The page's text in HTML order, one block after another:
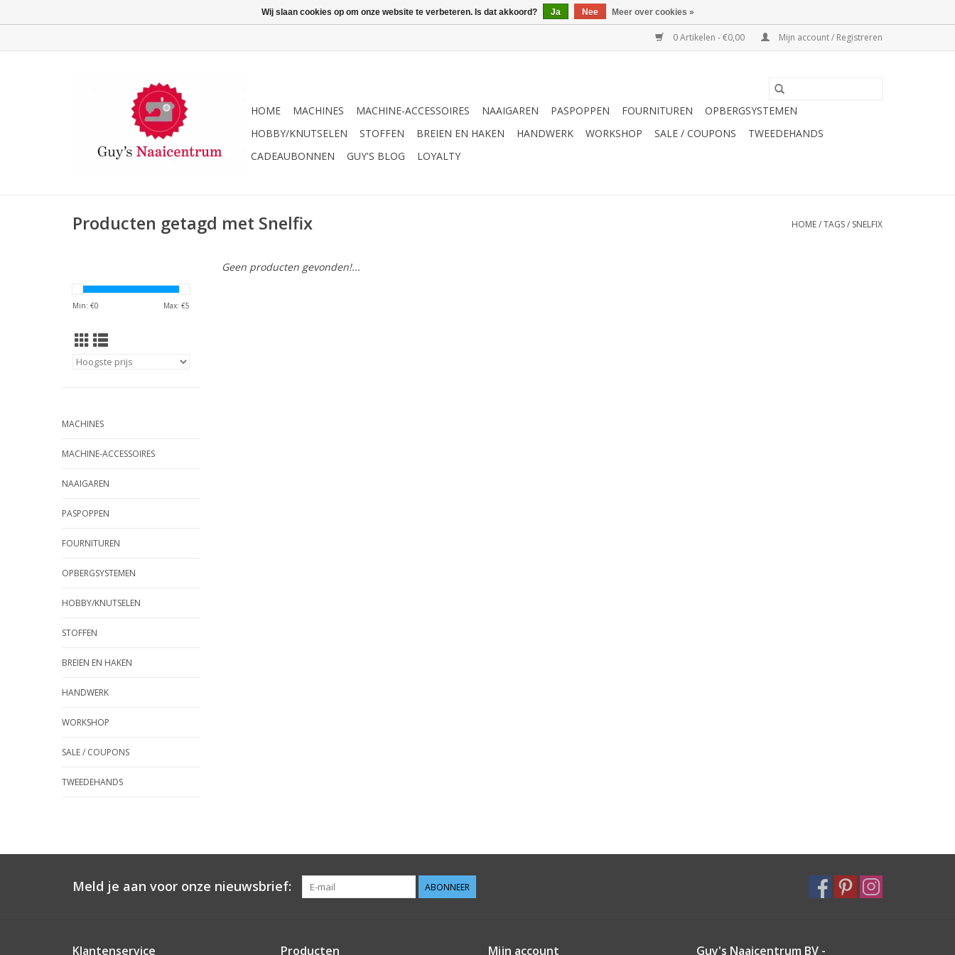
0 Artikelen - €0,00 Mijn account / Registreren
HOME MACHINES MACHINE-ACCESSOIRES NAAIGAREN PASPOPPEN FOURNITUREN
OPBERGSYSTEMEN
HOBBY/KNUTSELEN
STOFFEN BREIEN EN HAKEN HANDWERK WORKSHOP SALE / COUPONS
TWEEDEHANDS
CADEAUBONNEN
GUY'S BLOG LOYALTY
Producten getagd met Snelfix HOME/TAGS/ SNELFIX
Min: €0 Max: €5
MACHINES
MACHINE-ACCESSOIRES
NAAIGAREN
PASPOPPEN
FOURNITUREN
OPBERGSYSTEMEN
HOBBY/KNUTSELEN
STOFFEN
BREIEN EN HAKEN
HANDWERK
WORKSHOP
SALE / COUPONS
TWEEDEHANDS
Geen producten gevonden!...
Meld je aan voor onze nieuwsbrief: ABONNEER
Klantenservice Producten Mijn account Guy's Naaicentrum BV -
Wij slaan cookies op om onze website te verbeteren. Is dat akkoord? Ja Nee Meer over cookies »